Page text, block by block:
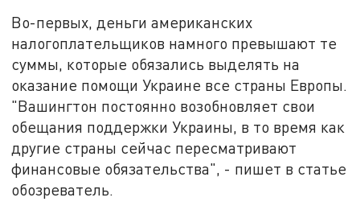
Во-первых, деньги американских
налогоплательщиков намного превышают те
суммы, которые обязались выделять на
оказание помощи Украине все страны Европы.
"Вашингтон постоянно возобновляет свои
обещания поддержки Украины, в то время как
другие страны сейчас пересматривают
финансовые обязательства", - пишет в статье
обозреватель.